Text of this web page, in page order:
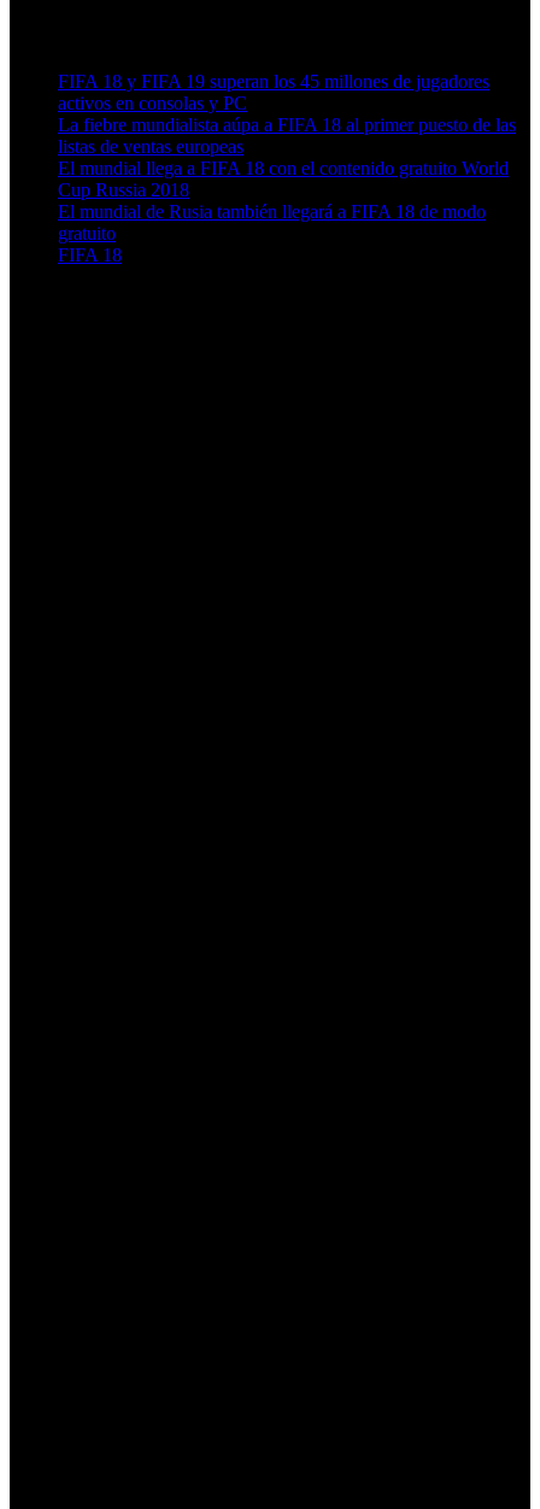
FIFA 18 y FIFA 19 superan los 45 millones de jugadores
activos en consolas y PC
La fiebre mundialista aúpa a FIFA 18 al primer puesto de las
listas de ventas europeas
El mundial llega a FIFA 18 con el contenido gratuito World
Cup Russia 2018
El mundial de Rusia también llegará a FIFA 18 de modo
gratuito
FIFA 18